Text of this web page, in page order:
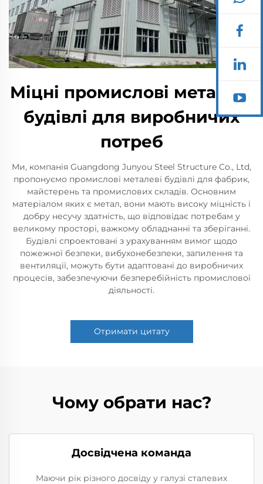
Міцні промислові металеві
будівлі для виробничих
потреб
Ми, компанія Guangdong Junyou Steel Structure Co., Ltd,
пропонуємо промислові металеві будівлі для фабрик,
майстерень та промислових складів. Основним
матеріалом яких є метал, вони мають високу міцність і
добру несучу здатність, що відповідає потребам у
великому просторі, важкому обладнанні та зберіганні.
Будівлі спроектовані з урахуванням вимог щодо
пожежної безпеки, вибухонебезпеки, запилення та
вентиляції, можуть бути адаптовані до виробничих
процесів, забезпечуючи безперебійність промислової
діяльності.
Отримати цитату
Чому обрати нас?
Досвідчена команда
Маючи рік різного досвіду у галузі сталевих